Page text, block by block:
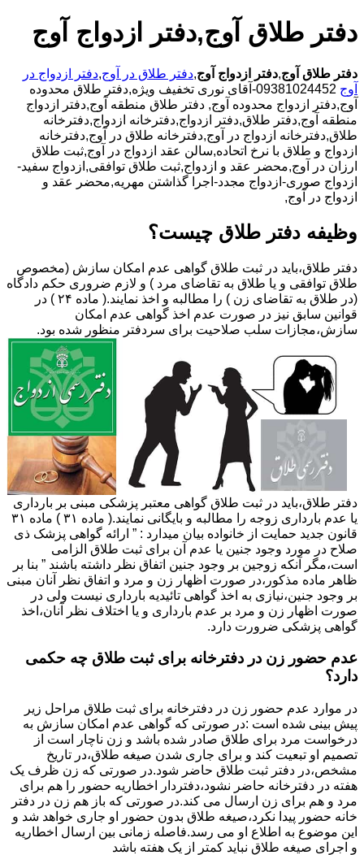
دفتر طلاق آوج,دفتر ازدواج آوج
دفتر طلاق آوج,دفتر ازدواج آوج,دفتر طلاق در آوج,دفتر ازدواج در
آوج
09381024452-آقای نوری تخفیف ویژه,دفتر طلاق محدوده
آوج,دفتر ازدواج محدوده آوج, دفتر طلاق منطقه آوج,دفتر ازدواج
منطقه آوج,دفتر طلاق,دفتر ازدواج,دفترخانه ازدواج,دفترخانه
طلاق,دفترخانه ازدواج در آوج,دفترخانه طلاق در آوج,دفترخانه
ازدواج و طلاق با نرخ اتحاده,سالن عقد ازدواج در آوج,ثبت طلاق
ارزان در آوج,محضر عقد و ازدواج,ثبت طلاق توافقی,ازدواج سفید-
ازدواج صوری-ازدواج مجدد-اجرا گذاشتن مهریه,محضر عقد و
ازدواج در آوج,
وظیفه دفتر طلاق چیست؟
دفتر طلاق،باید در ثبت طلاق گواهی عدم امکان سازش (مخصوص
طلاق توافقی و یا طلاق به تقاضای مرد ) و لازم ضروری حکم دادگاه
(در طلاق به تقاضای زن ) را مطالبه و اخذ نمایند.( ماده ۲۴ ) در
قوانین سابق نیز در صورت عدم اخذ گواهی عدم امکان
سازش،مجازات سلب صلاحیت برای سردفتر منظور شده بود.
دفتر طلاق،باید در ثبت طلاق گواهی معتبر پزشکی مبنی بر بارداری
یا عدم بارداری زوجه را مطالبه و بایگانی نمایند.( ماده ۳۱ ) ماده ۳۱
قانون جدید حمایت از خانواده بیان میدارد : ” ارائه گواهی پزشک ذی
صلاح در مورد وجود جنین یا عدم آن برای ثبت طلاق الزامی
است،مگر آنکه زوجین بر وجود جنین اتفاق نظر داشته باشند ” بنا بر
ظاهر ماده مذکور،در صورت اظهار زن و مرد و اتفاق نظر آنان مبنی
بر وجود جنین،نیازی به اخذ گواهی تائیدیه بارداری نیست ولی در
صورت اظهار زن و مرد بر عدم بارداری و یا اختلاف نظر آنان،اخذ
گواهی پزشکی ضرورت دارد.
عدم حضور زن در دفترخانه برای ثبت طلاق چه حکمی
دارد؟
در موارد عدم حضور زن در دفترخانه برای ثبت طلاق مراحل زیر
پیش بینی شده است :در صورتی که گواهی عدم امکان سازش به
درخواست مرد برای طلاق صادر شده باشد و زن ناچار است از
تصمیم او تبعیت کند و برای جاری شدن صیغه طلاق،در تاریخ
مشخص،در دفتر ثبت طلاق حاضر شود.در صورتی که زن ظرف یک
هفته در دفترخانه حاضر نشود،دفتردار اخطاریه حضور را هم برای
مرد و هم برای زن ارسال می کند.در صورتی که باز هم زن در دفتر
خانه حضور پیدا نکرد،صیغه طلاق بدون حضور او جاری خواهد شد و
این موضوع به اطلاع او می رسد.فاصله زمانی بین ارسال اخطاریه
و اجرای صیغه طلاق نباید کمتر از یک هفته باشد